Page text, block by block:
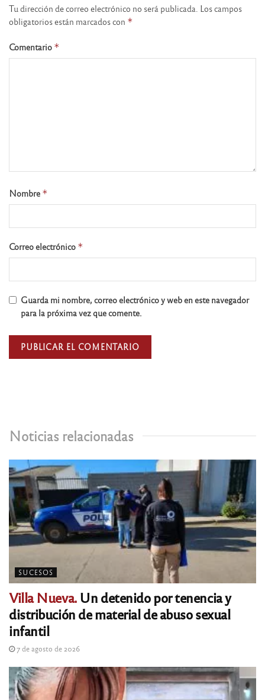
Noticias relacionadas
SUCESOS
Villa Nueva.Un detenido por tenencia y
distribución de material de abuso sexual
infantil
7 de agosto de 2026
Tu dirección de correo electrónico no será publicada. Los campos
obligatorios están marcados con *
Comentario *
Nombre *
Correo electrónico *
Guarda mi nombre, correo electrónico y web en este navegador
para la próxima vez que comente.